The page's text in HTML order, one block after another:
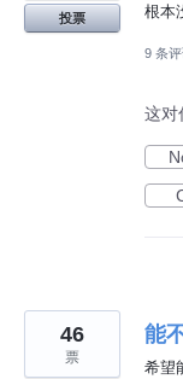
根本
投票
9 条
这对
能
希望
46
票